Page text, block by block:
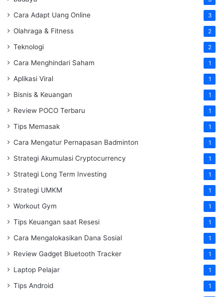
Cara Adapt Uang Online 3
Olahraga & Fitness 2
Teknologi 2
Cara Menghindari Saham 1
Aplikasi Viral 1
Bisnis & Keuangan 1
Review POCO Terbaru 1
Tips Memasak 1
Cara Mengatur Pernapasan Badminton 1
Strategi Akumulasi Cryptocurrency 1
Strategi Long Term Investing 1
Strategi UMKM 1
Workout Gym 1
Tips Keuangan saat Resesi 1
Cara Mengalokasikan Dana Sosial 1
Review Gadget Bluetooth Tracker 1
Laptop Pelajar 1
Tips Android 1